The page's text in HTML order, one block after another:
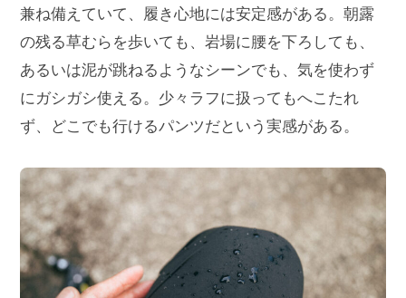
兼ね備えていて、履き心地には安定感がある。朝露
の残る草むらを歩いても、岩場に腰を下ろしても、
あるいは泥が跳ねるようなシーンでも、気を使わず
にガシガシ使える。少々ラフに扱ってもへこたれ
ず、どこでも行けるパンツだという実感がある。